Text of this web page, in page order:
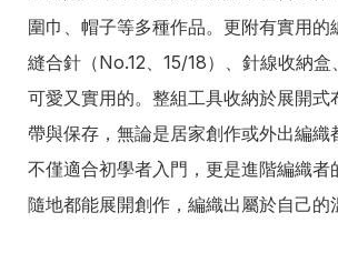
圍巾、帽子等多種作品。更附有實用的
縫合針（No.12、15/18）、針線收納盒
可愛又實用的。整組工具收納於展開式
帶與保存，無論是居家創作或外出編織
不僅適合初學者入門，更是進階編織者
隨地都能展開創作，編織出屬於自己的